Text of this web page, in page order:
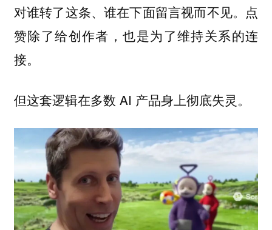
对谁转了这条、谁在下面留言视而不见。点
赞除了给创作者，也是为了维持关系的连
接。
但这套逻辑在多数 AI 产品身上彻底失灵。